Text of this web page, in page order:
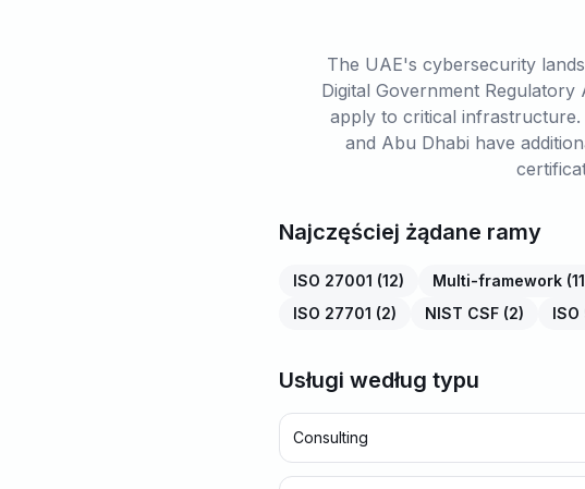
The UAE's cybersecurity
Digital Government
apply to critical
and Abu Dhabi have
Najczęściej żądane ramy
ISO 27001 (12) Multi-framework (11
ISO 27701 (2) NIST CSF (2) ISO
Usługi według typu
Consulting